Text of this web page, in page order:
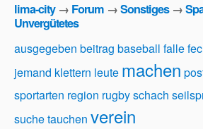
lima-city→ Forum →Sonstiges→
Unvergütetes
ausgegeben beitrag baseball falle
jemand klettern leute machen
sportarten region rugbyschach
suchetauchen verein